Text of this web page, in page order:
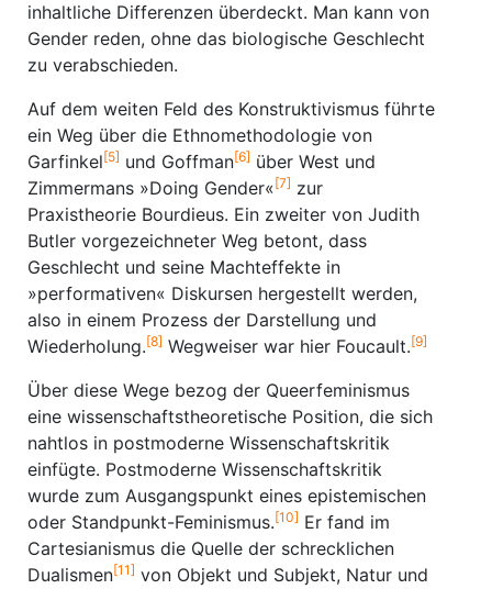
inhaltliche Differenzen überdeckt. Man kann von
Gender reden, ohne das biologische Geschlecht
zu verabschieden.
Auf dem weiten Feld des Konstruktivismus führte
ein Weg über die Ethnomethodologie von
Garfinkel[5] und Goffman[6] über West und
Zimmermans »Doing Gender«[7] zur
Praxistheorie Bourdieus. Ein zweiter von Judith
Butler vorgezeichneter Weg betont, dass
Geschlecht und seine Machteffekte in
»performativen« Diskursen hergestellt werden,
also in einem Prozess der Darstellung und
Wiederholung.[8] Wegweiser war hier Foucault.[9]
Über diese Wege bezog der Queerfeminismus
eine wissenschafts­theoretische Position, die sich
nahtlos in postmoderne Wissenschafts­kritik
einfügte. Postmoderne Wissen­schafts­kritik
wurde zum Ausgangspunkt eines epistemischen
oder Standpunkt-Feminismus.[10] Er fand im
Cartesianismus die Quelle der schrecklichen
Dualismen[11] von Objekt und Subjekt, Natur und